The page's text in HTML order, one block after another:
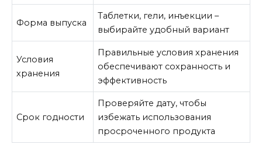
Форма выпуска
Таблетки, гели, инъекции –
выбирайте удобный вариант
Условия
хранения
Правильные условия хранения
обеспечивают сохранность и
эффективность
Срок годности
Проверяйте дату, чтобы
избежать использования
просроченного продукта